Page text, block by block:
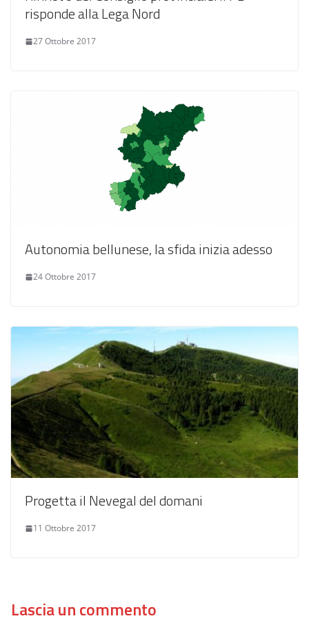
risponde alla Lega Nord
27 Ottobre 2017
Autonomia bellunese, la sfida inizia adesso
24 Ottobre 2017
Progetta il Nevegal del domani
11 Ottobre 2017
Lascia un commento